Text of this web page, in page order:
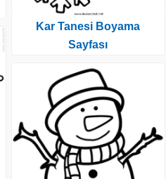
Kar Tanesi Boyama
Sayfası